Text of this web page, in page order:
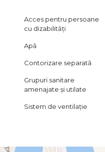
Acces pentru persoane
cu dizabilități
Apă
Contorizare separată
Grupuri sanitare
amenajate și utilate
Sistem de ventilație